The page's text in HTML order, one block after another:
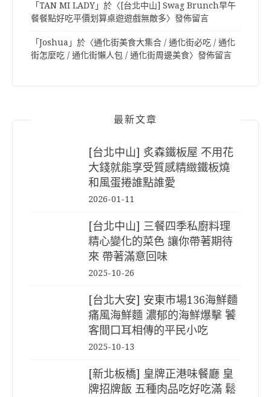
「TAN MI LADY」於〈 [台北中山] Swag Brunch早午
餐餐點好吃平價划算桌遊遊戲無敵多〉發佈留言
「Joshua 」於〈通化街美食大集合 / 通化街必吃 / 通化
街怎麼吃 / 通化街懶人包 / 通化街周邊美食〉發佈留言
最新文章
[台北中山] 炙森鐵板屋 不用花
大錢就能享受質感精緻鐵板燒
和風蛋捲誰點誰愛
2026-01-11
[台北中山] 三餐四季私廚料理
精心變化的菜色 讓你帶著期待
來 帶著滿意回味
2025-10-26
[台北大安] 安東市場136海鮮麵
痛風海鮮麵 濃郁的海鮮爆擊 饕
客間口耳相傳的平民小吃
2025-10-13
[新北板橋] 皇牌正港味餐廳 皇
牌招牌飯 五種肉品吃好吃滿 鬆